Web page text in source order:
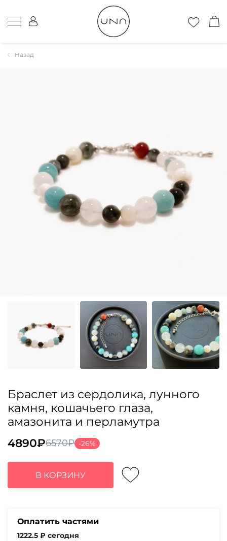
Назад
Браслет из сердолика, лунного
камня, кошачьего глаза,
амазонита и перламутра
6570₽
Первоначальная
цена
составляла
6570₽.
4890₽
Текущая
цена:
4890₽.
-26%
В КОРЗИНУ
Оплатить частями
1222.5 ₽ сегодня